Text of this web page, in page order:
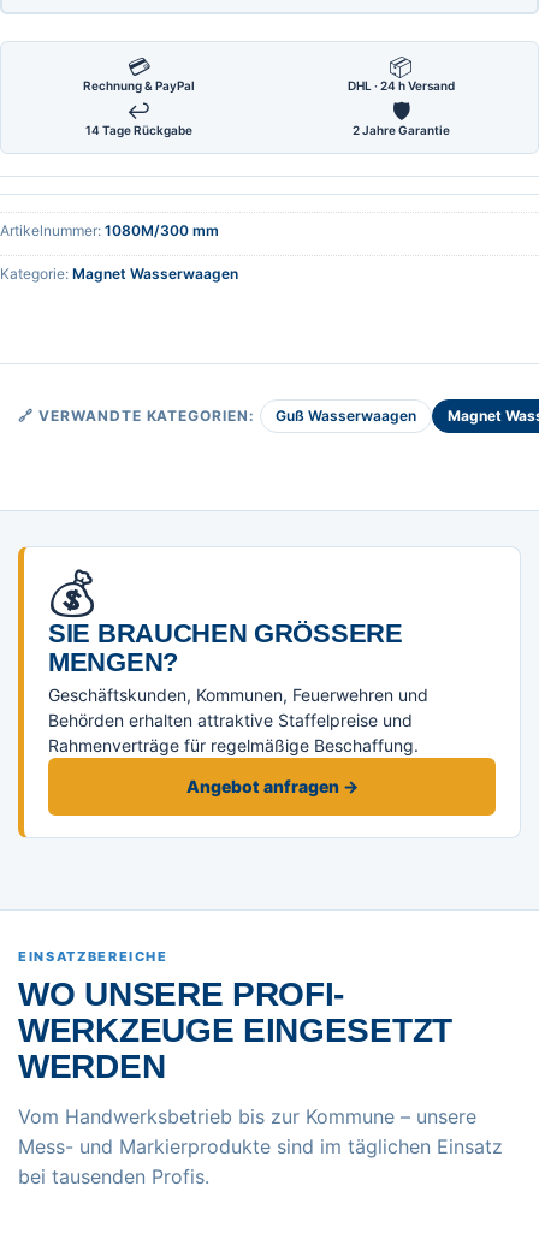
💳
Rechnung & PayPal
📦
DHL · 24 h Versand
↩
14 Tage Rückgabe
🛡
2 Jahre Garantie
Artikelnummer: 1080M/300 mm
Kategorie: Magnet Wasserwaagen
🔗 VERWANDTE KATEGORIEN: Guß Wasserwaagen Magnet
💰
SIE BRAUCHEN GRÖSSERE M
ENGEN?
Geschäftskunden, Kommunen, Feuerwehren und
Behörden erhalten attraktive Staffelpreise und
Rahmenverträge für regelmäßige Beschaffung.
Angebot anfragen →
EINSATZBEREICHE
WO UNSERE PROFI-
WERKZEUGE EINGESETZT
WERDEN
Vom Handwerksbetrieb bis zur Kommune – unsere
Mess- und Markierprodukte sind im täglichen Einsatz
bei tausenden Profis.